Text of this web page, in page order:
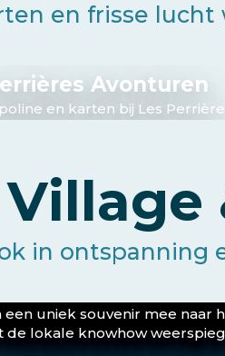
en frisse lucht
Avonturen
en karten bij Les
in ontspanning
een uniek souvenir mee naar
de lokale knowhow